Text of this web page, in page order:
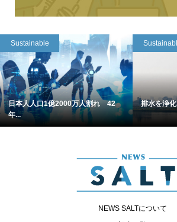
Sustainable
日本人人口1億2000万人割れ 42
年...
排水を浄
NEWS SALTについて